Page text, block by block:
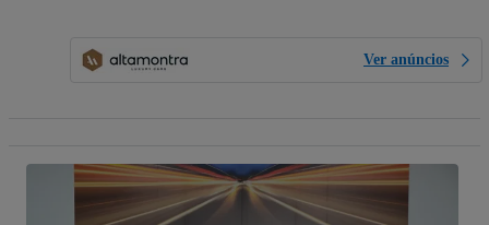
Ver anúncios